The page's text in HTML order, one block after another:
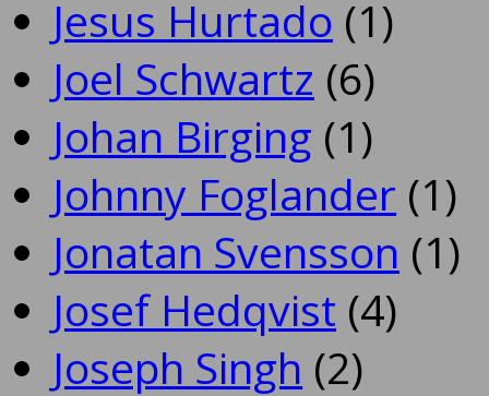
Jesus Hurtado (1)
Joel Schwartz (6)
Johan Birging (1)
Johnny Foglander (1)
Jonatan Svensson (1)
Josef Hedqvist (4)
Joseph Singh (2)